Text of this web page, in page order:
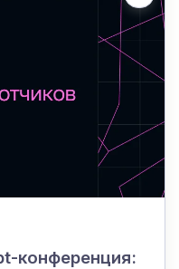
конференция: